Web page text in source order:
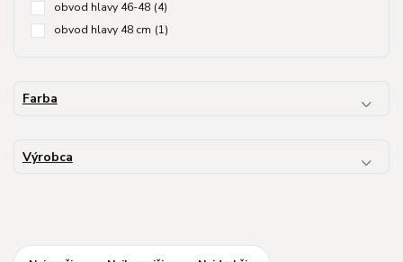
obvod hlavy 46-48 (4)
obvod hlavy 48 cm (1)
Farba
Výrobca